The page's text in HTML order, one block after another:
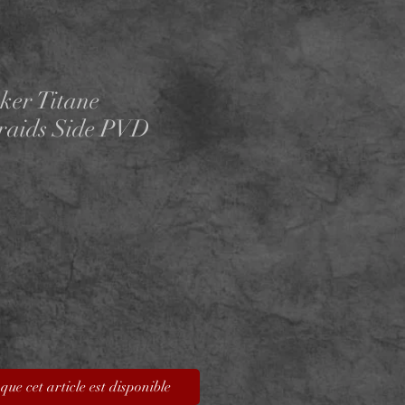
Titane
Side PVD
cet article est disponible